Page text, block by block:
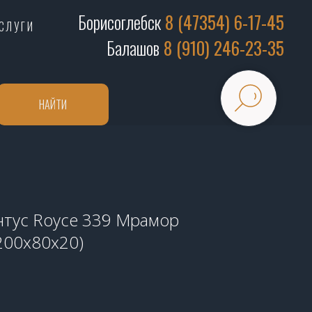
Борисоглебск8 (47354) 6-17-45
Балашов 8 (910) 246-23-35
НАЙТИ
Royce 339 Мрамор